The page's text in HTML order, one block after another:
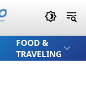
FOOD &
TRAVELING